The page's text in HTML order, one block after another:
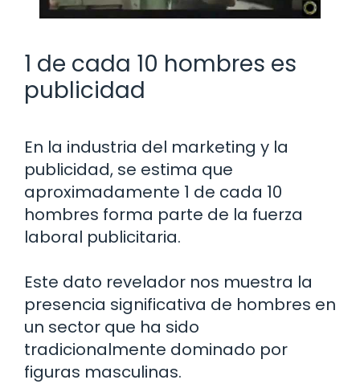
1 de cada 10 hombres es
publicidad
En la industria del marketing y la
publicidad, se estima que
aproximadamente 1 de cada 10
hombres forma parte de la fuerza
laboral publicitaria.
Este dato revelador nos muestra la
presencia significativa de hombres en
un sector que ha sido
tradicionalmente dominado por
figuras masculinas.